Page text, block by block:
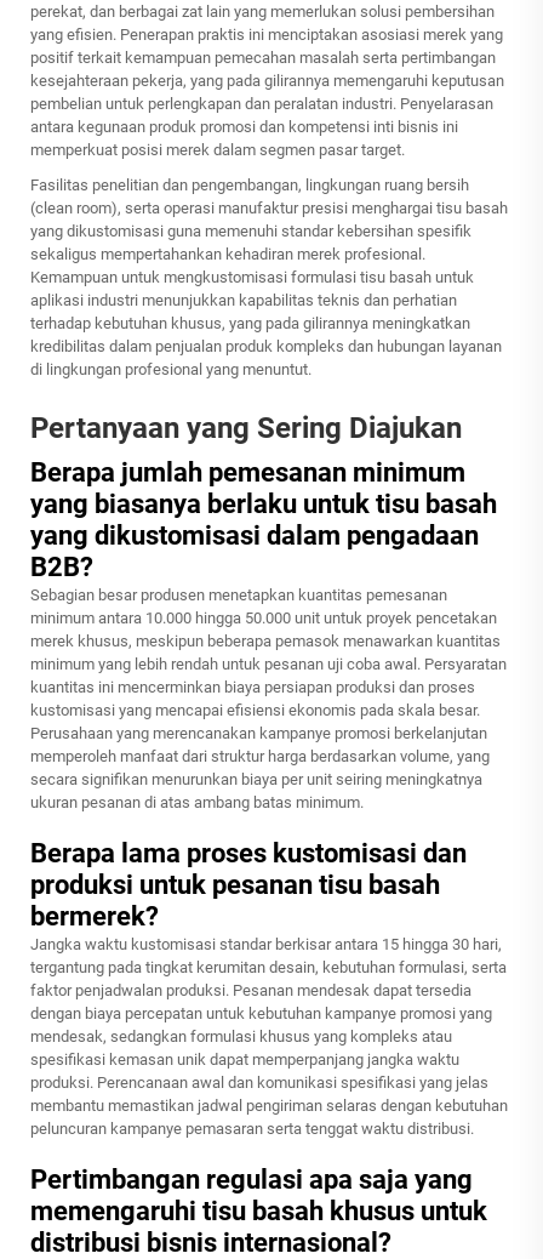
perekat, dan berbagai zat lain yang memerlukan solusi pembersihan
yang efisien. Penerapan praktis ini menciptakan asosiasi merek yang
positif terkait kemampuan pemecahan masalah serta pertimbangan
kesejahteraan pekerja, yang pada gilirannya memengaruhi keputusan
pembelian untuk perlengkapan dan peralatan industri. Penyelarasan
antara kegunaan produk promosi dan kompetensi inti bisnis ini
memperkuat posisi merek dalam segmen pasar target.
Fasilitas penelitian dan pengembangan, lingkungan ruang bersih
(clean room), serta operasi manufaktur presisi menghargai tisu basah
yang dikustomisasi guna memenuhi standar kebersihan spesifik
sekaligus mempertahankan kehadiran merek profesional.
Kemampuan untuk mengkustomisasi formulasi tisu basah untuk
aplikasi industri menunjukkan kapabilitas teknis dan perhatian
terhadap kebutuhan khusus, yang pada gilirannya meningkatkan
kredibilitas dalam penjualan produk kompleks dan hubungan layanan
di lingkungan profesional yang menuntut.
Pertanyaan yang Sering Diajukan
Berapa jumlah pemesanan minimum
yang biasanya berlaku untuk tisu basah
yang dikustomisasi dalam pengadaan
B2B?
Sebagian besar produsen menetapkan kuantitas pemesanan
minimum antara 10.000 hingga 50.000 unit untuk proyek pencetakan
merek khusus, meskipun beberapa pemasok menawarkan kuantitas
minimum yang lebih rendah untuk pesanan uji coba awal. Persyaratan
kuantitas ini mencerminkan biaya persiapan produksi dan proses
kustomisasi yang mencapai efisiensi ekonomis pada skala besar.
Perusahaan yang merencanakan kampanye promosi berkelanjutan
memperoleh manfaat dari struktur harga berdasarkan volume, yang
secara signifikan menurunkan biaya per unit seiring meningkatnya
ukuran pesanan di atas ambang batas minimum.
Berapa lama proses kustomisasi dan
produksi untuk pesanan tisu basah
bermerek?
Jangka waktu kustomisasi standar berkisar antara 15 hingga 30 hari,
tergantung pada tingkat kerumitan desain, kebutuhan formulasi, serta
faktor penjadwalan produksi. Pesanan mendesak dapat tersedia
dengan biaya percepatan untuk kebutuhan kampanye promosi yang
mendesak, sedangkan formulasi khusus yang kompleks atau
spesifikasi kemasan unik dapat memperpanjang jangka waktu
produksi. Perencanaan awal dan komunikasi spesifikasi yang jelas
membantu memastikan jadwal pengiriman selaras dengan kebutuhan
peluncuran kampanye pemasaran serta tenggat waktu distribusi.
Pertimbangan regulasi apa saja yang
memengaruhi tisu basah khusus untuk
distribusi bisnis internasional?